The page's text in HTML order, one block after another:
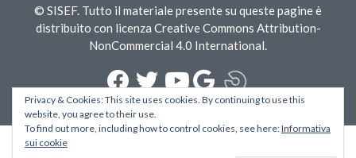
© SISEF. Tutto il materiale presente su queste pagine è
distribuito con licenza Creative Commons Attribution-
NonCommercial 4.0 International.
Privacy & Cookies: This site uses cookies. By continuing to use this
website, you agree to their use.
To find out more, including how to control cookies, see here:Informativa
sui cookie